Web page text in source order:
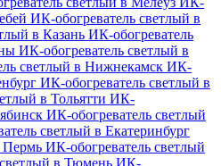
ИК-обогреватель светлый в
в Казань ИК-обогреватель
ИК-обогреватель светлый в
светлый в Нижнекамск ИК-
ИК-обогреватель светлый в
в Тольятти ИК-
ИК-обогреватель светлый
светлый в Екатеринбург
Пермь ИК-обогреватель светлый